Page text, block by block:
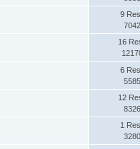
9
16
6
12
1